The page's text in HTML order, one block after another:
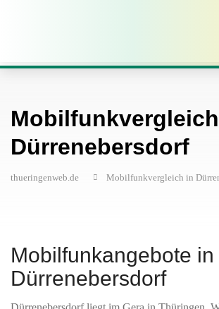
Dürrenebersdorf
thueringenweb.de Mobilfunkvergleich in
Mobilfunkangebote in
Dürrenebersdorf